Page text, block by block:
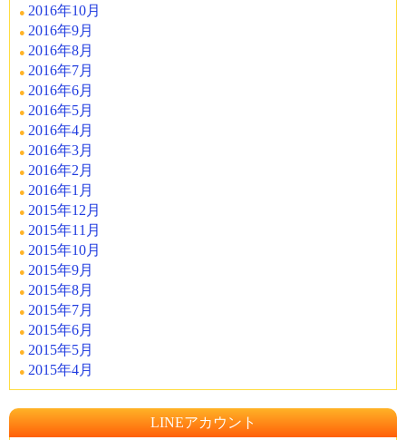
2016年10月
2016年9月
2016年8月
2016年7月
2016年6月
2016年5月
2016年4月
2016年3月
2016年2月
2016年1月
2015年12月
2015年11月
2015年10月
2015年9月
2015年8月
2015年7月
2015年6月
2015年5月
2015年4月
LINEアカウント